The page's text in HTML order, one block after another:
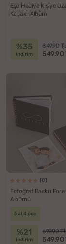
Eşe Hediye Kişiye
Kapaklı Albüm
%35
indirim
849.90
549.90
(8)
Fotoğraf Baskılı
Albümü
5 al 4 öde
%21
indirim
699.90 TL
549.90